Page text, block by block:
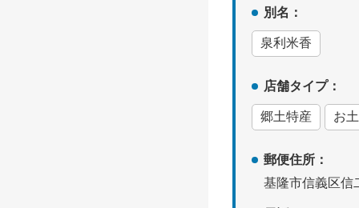
別名：
泉利米香
店舗タイプ：
郷土特産 お
郵便住所：
基隆市信義区信